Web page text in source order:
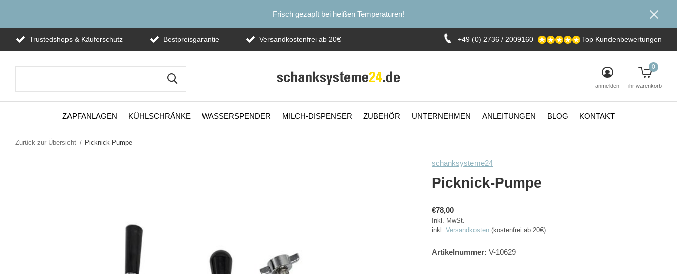
ZAPFANLAGEN KÜHLSCHRÄNKE WASSERSPENDER MILCH-DISPENSER ZUBEHÖR UNTERNEHMEN ANLEITUNGEN BLOG KONTAKT
anmelden ihr warenkorb
0
Trustedshops & Käuferschutz Bestpreisgarantie Versandkostenfrei ab 20€ +49 (0) 2736 / 2009160 Top Kundenbewertungen
Frisch gezapft bei heißen Temperaturen!
Zurück zur Übersicht Picknick-Pumpe
schanksysteme24
Picknick-Pumpe
€78,00
Inkl. MwSt.
inkl. Versandkosten (kostenfrei ab 20€)
Artikelnummer: V-10629